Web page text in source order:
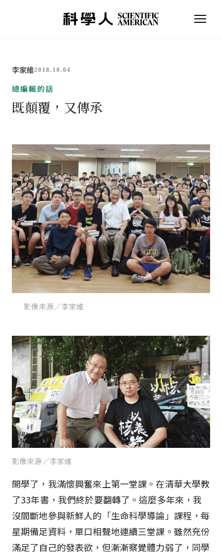
李家維2018.10.04
總編輯的話
既顛覆，又傳承
影像來源／李家維
影像來源／李家維
開學了，我滿懷興奮來上第一堂課。在清華大學教
了33年書，我們終於要翻轉了。這麼多年來，我
沒間斷地參與新鮮人的「生命科學導論」課程，每
星期備足資料，單口相聲地連續三堂課。雖然充份
滿足了自己的發表欲，但漸漸察覺體力弱了，同學